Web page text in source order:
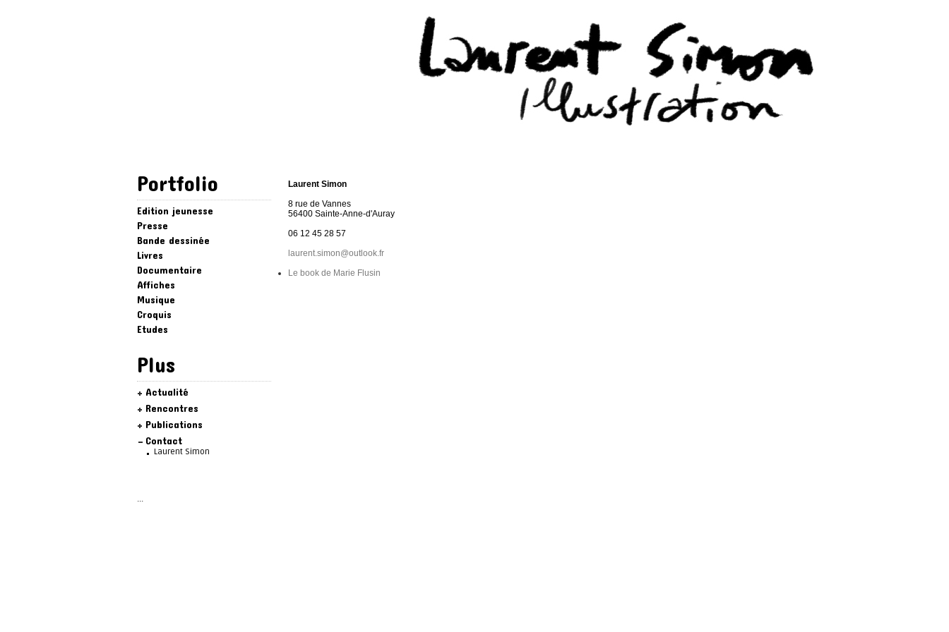
Portfolio
Edition jeunesse
Presse
Bande dessinée
Livres
Documentaire
Affiches
Musique
Croquis
Etudes
Plus
Actualité
Rencontres
Publications
Contact
Laurent Simon
Laurent Simon
8 rue de Vannes
56400 Sainte-Anne-d'Auray
06 12 45 28 57
laurent.simon@outlook.fr
Le book de Marie Flusin
...